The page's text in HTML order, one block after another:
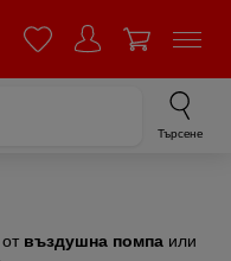
Търсене
въздушна помпа или